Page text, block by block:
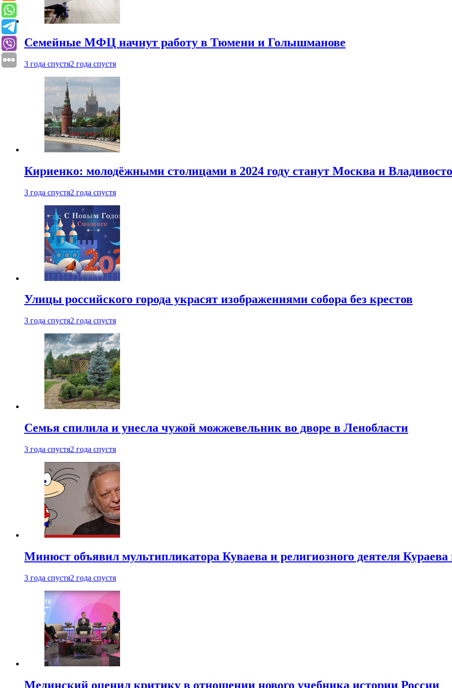
Семейные МФЦ начнут работу в Тюмени и Голышманове
3 года спустя2 года спустя
Кириенко: молодёжными столицами в 2024 году станут Москва и
3 года спустя2 года спустя
Улицы российского города украсят изображениями собора без крестов
3 года спустя2 года спустя
Семья спилила и унесла чужой можжевельник во дворе в Ленобласти
3 года спустя2 года спустя
Минюст объявил мультипликатора Куваева и религиозного деятеля
3 года спустя2 года спустя
Мединский оценил критику в отношении нового учебника истории России